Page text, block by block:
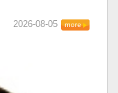
2026-08-05